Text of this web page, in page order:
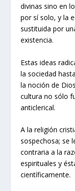
divinas sino en
por sí solo, y la
sustituida por
existencia.
Estas ideas
la sociedad
la noción de
cultura no sólo
anticlerical.
A la religión
sospechosa; se
contraria a la
espirituales y
científicamente.